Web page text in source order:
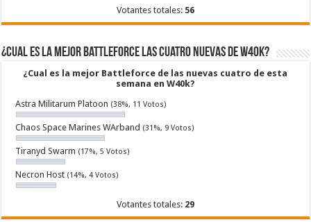
Votantes totales: 56
¿Cual es la mejor Battleforce las cuatro nuevas de W40k?
¿Cual es la mejor Battleforce de las nuevas cuatro de esta
semana en W40k?
Astra Militarum Platoon (38%, 11 Votos)
Chaos Space Marines WArband (31%, 9 Votos)
Tiranyd Swarm (17%, 5 Votos)
Necron Host (14%, 4 Votos)
Votantes totales: 29